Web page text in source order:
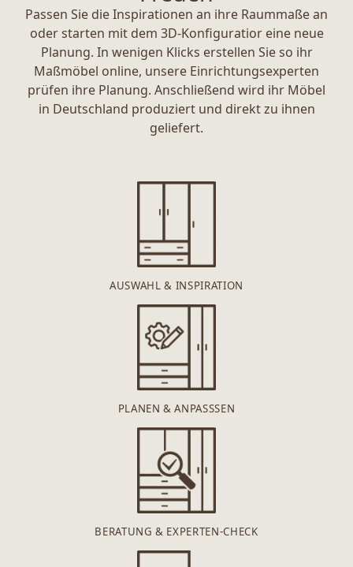
Passen Sie die Inspirationen an ihre Raummaße an
oder starten mit dem 3D-Konfiguratior eine neue
Planung. In wenigen Klicks erstellen Sie so ihr
Maßmöbel online, unsere Einrichtungsexperten
prüfen ihre Planung. Anschließend wird ihr Möbel
in Deutschland produziert und direkt zu ihnen
geliefert.
AUSWAHL & INSPIRATION
PLANEN & ANPASSSEN
BERATUNG & EXPERTEN-CHECK